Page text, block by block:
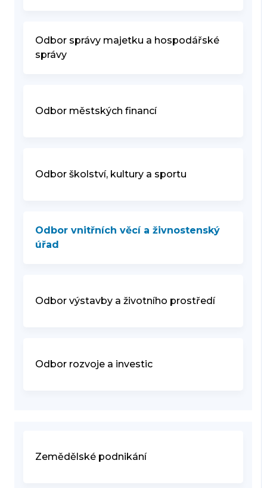
Odbor správy majetku a hospodářské
správy
Odbor městských financí
Odbor školství, kultury a sportu
Odbor vnitřních věcí a živnostenský
úřad
Odbor výstavby a životního prostředí
Odbor rozvoje a investic
Zemědělské podnikání